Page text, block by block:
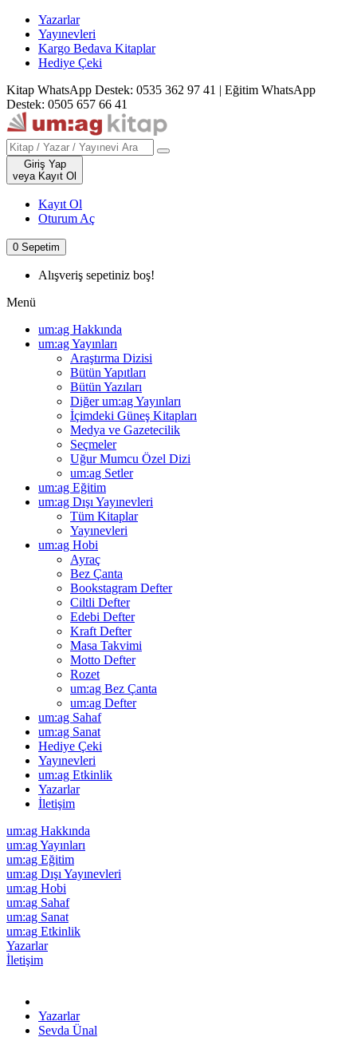
Yazarlar
Yayınevleri
Kargo Bedava Kitaplar
Hediye Çeki
Kitap WhatsApp Destek: 0535 362 97 41 | Eğitim WhatsApp
Destek: 0505 657 66 41
Giriş Yap
veya Kayıt Ol
Kayıt Ol
Oturum Aç
0 Sepetim
Alışveriş sepetiniz boş!
Menü
um:ag Hakkında
um:ag Yayınları
Araştırma Dizisi
Bütün Yapıtları
Bütün Yazıları
Diğer um:ag Yayınları
İçimdeki Güneş Kitapları
Medya ve Gazetecilik
Seçmeler
Uğur Mumcu Özel Dizi
um:ag Setler
um:ag Eğitim
um:ag Dışı Yayınevleri
Tüm Kitaplar
Yayınevleri
um:ag Hobi
Ayraç
Bez Çanta
Bookstagram Defter
Ciltli Defter
Edebi Defter
Kraft Defter
Masa Takvimi
Motto Defter
Rozet
um:ag Bez Çanta
um:ag Defter
um:ag Sahaf
um:ag Sanat
Hediye Çeki
Yayınevleri
um:ag Etkinlik
Yazarlar
İletişim
um:ag Hakkında
um:ag Yayınları
um:ag Eğitim
um:ag Dışı Yayınevleri
um:ag Hobi
um:ag Sahaf
um:ag Sanat
um:ag Etkinlik
Yazarlar
İletişim
Yazarlar
Sevda Ünal